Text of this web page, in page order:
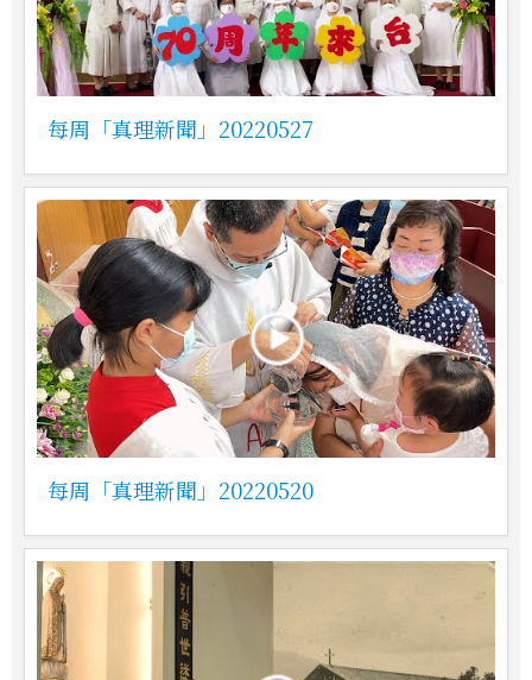
每周「真理新聞」20220527
每周「真理新聞」20220520